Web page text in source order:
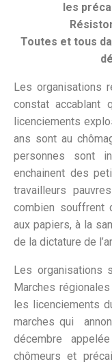
les
Toutes et tous
Les organisations
constat accablant
licenciements
ans sont au
personnes sont
enchainent des
travailleurs
combien souffrent
aux papiers, à la
de la dictature de
Les organisations
Marches
les licenciements
marches qui
décembre
chômeurs et